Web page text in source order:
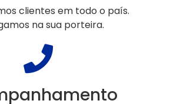
clientes em todo o país.
na sua porteira.